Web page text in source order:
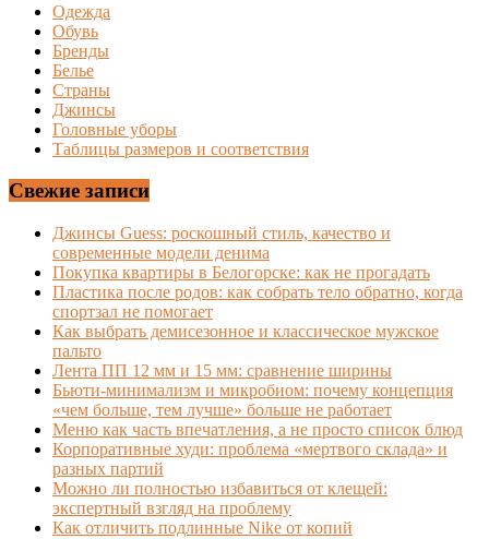
Одежда
Обувь
Бренды
Белье
Страны
Джинсы
Головные уборы
Таблицы размеров и соответствия
Свежие записи
Джинсы Guess: роскошный стиль, качество и
современные модели денима
Покупка квартиры в Белогорске: как не прогадать
Пластика после родов: как собрать тело обратно, когда
спортзал не помогает
Как выбрать демисезонное и классическое мужское
пальто
Лента ПП 12 мм и 15 мм: сравнение ширины
Бьюти-минимализм и микробиом: почему концепция
«чем больше, тем лучше» больше не работает
Меню как часть впечатления, а не просто список блюд
Корпоративные худи: проблема «мертвого склада» и
разных партий
Можно ли полностью избавиться от клещей:
экспертный взгляд на проблему
Как отличить подлинные Nike от копий